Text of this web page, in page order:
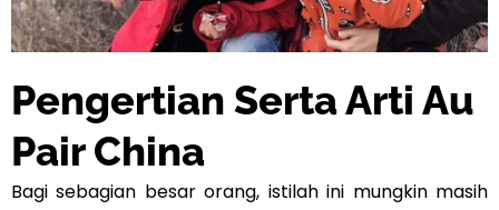
Pengertian Serta Arti Au
Pair China
Bagi sebagian besar orang, istilah ini mungkin masih